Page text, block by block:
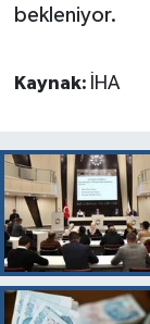
bekleniyor.
Kaynak: İHA